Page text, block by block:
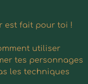
est fait pour toi !
utiliser
tes personnages
les techniques